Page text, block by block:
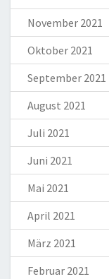
November 2021
Oktober 2021
September 2021
August 2021
Juli 2021
Juni 2021
Mai 2021
April 2021
März 2021
Februar 2021